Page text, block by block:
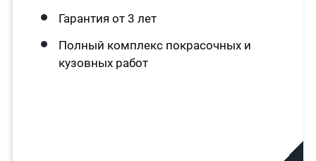
Гарантия от 3 лет
Полный комплекс покрасочных и
кузовных работ